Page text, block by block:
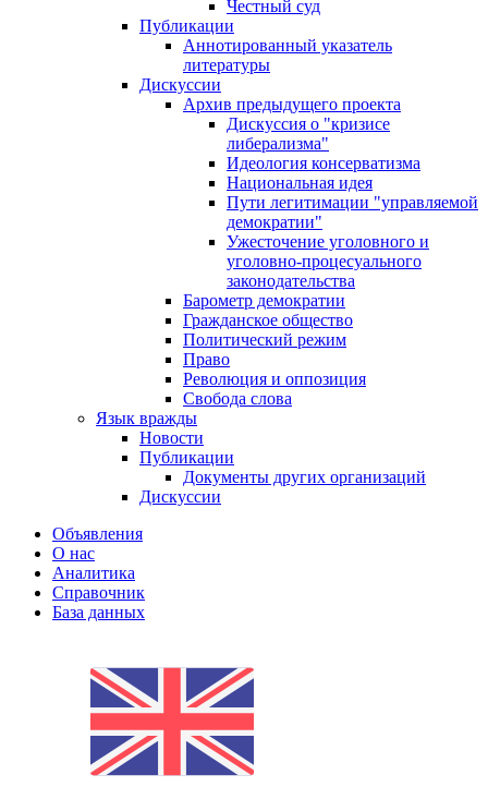
Честный суд
Публикации
Аннотированный указатель
литературы
Дискуссии
Архив предыдущего проекта
Дискуссия о "кризисе
либерализма"
Идеология консерватизма
Национальная идея
Пути легитимации "управляемой
демократии"
Ужесточение уголовного и
уголовно-процесуального
законодательства
Барометр демократии
Гражданское общество
Политический режим
Право
Революция и оппозиция
Свобода слова
Язык вражды
Новости
Публикации
Документы других организаций
Дискуссии
Объявления
О нас
Аналитика
Справочник
База данных